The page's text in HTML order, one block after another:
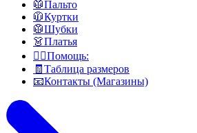
🥼Пальто
🧥Куртки
🥼Шубки
👗Платья
👍🏻Помощь:
🧾Таблица размеров
📧Контакты (Магазины)